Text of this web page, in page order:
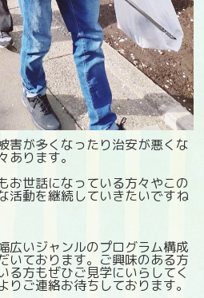
害が多くなったり治安が悪くな
あります。
お世話になっている方々やこの
活動を継続していきたいですね
広いジャンルのプログラム構成
いております。ご興味のある方
る方もぜひご見学にいらしてく
ご連絡お待ちしております。